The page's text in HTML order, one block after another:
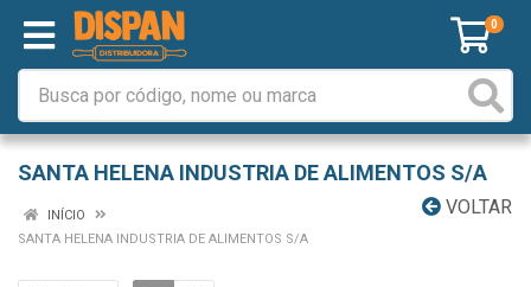
0
SANTA HELENA INDUSTRIA DE ALIMENTOS S/A
VOLTAR
INÍCIO
SANTA HELENA INDUSTRIA DE ALIMENTOS S/A